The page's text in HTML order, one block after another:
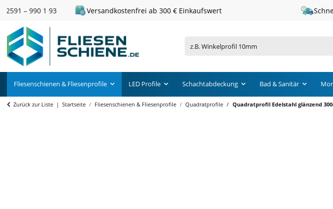
Versandkostenfrei ab 300 € Einkaufswert Schneller Versand · 1 – 3
Fliesenschienen & Fliesenprofile LED Profile Schachtabdeckung Bad & Sanitär
Zurück zur Liste Startseite Fliesenschienen & Fliesenprofile Quadratprofile Quadratprofil Edelstahl glänzend